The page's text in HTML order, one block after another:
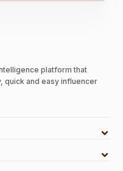
platform that
quick and easy influencer